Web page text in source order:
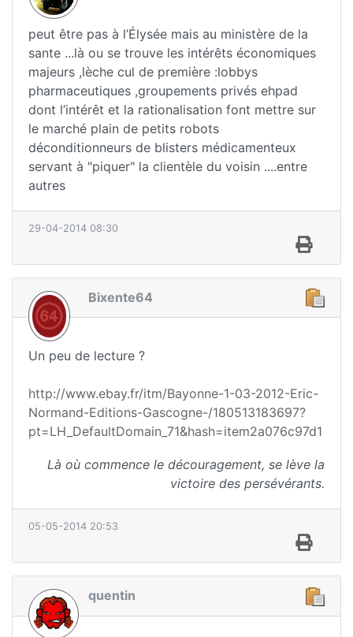
peut être pas à l’Élysée mais au ministère de la
sante ...là ou se trouve les intérêts économiques
majeurs ,lèche cul de première :lobbys
pharmaceutiques ,groupements privés ehpad
dont l’intérêt et la rationalisation font mettre sur
le marché plain de petits robots
déconditionneurs de blisters médicamenteux
servant à "piquer" la clientèle du voisin ....entre
autres
29-04-2014 08:30
Bixente64
Un peu de lecture ?
http://www.ebay.fr/itm/Bayonne-1-03-2012-Eric-
Normand-Editions-Gascogne-/180513183697?
pt=LH_DefaultDomain_71&hash=item2a076c97d1
Là où commence le découragement, se lève la
victoire des persévérants.
05-05-2014 20:53
quentin